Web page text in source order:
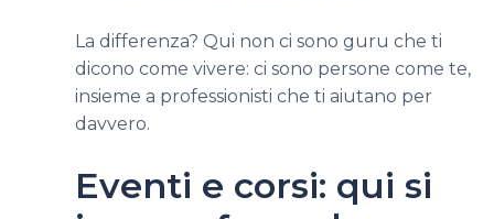
La differenza? Qui non ci sono guru che ti
dicono come vivere: ci sono persone come te,
insieme a professionisti che ti aiutano per
davvero.
Eventi e corsi: qui si